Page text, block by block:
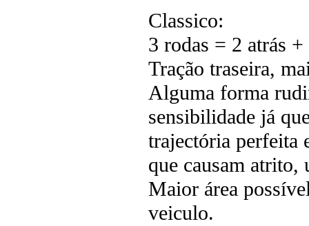
Classico:
3 rodas = 2 atrás
Tração traseira,
Alguma forma
sensibilidade já
trajectória perfeita
que causam atrito,
Maior área
veiculo.